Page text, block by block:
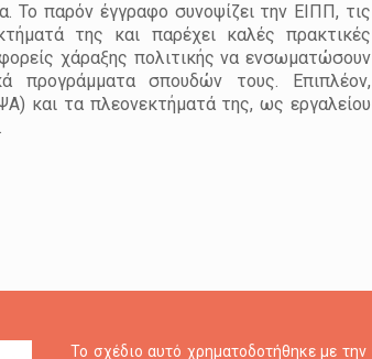
Το παρόν έγγραφο συνοψίζει την ΕΙΠΠ, τις
της και παρέχει καλές πρακτικές
χάραξης πολιτικής να ενσωματώσουν
προγράμματα σπουδών τους. Επιπλέον,
και τα πλεονεκτήματά της, ως εργαλείου
Το σχέδιο αυτό χρηματοδοτήθηκε με